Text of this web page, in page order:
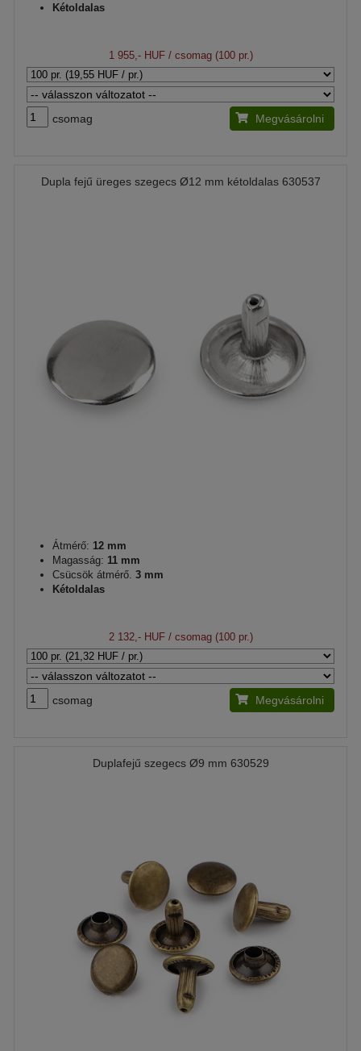
Kétoldalas
1 955,- HUF/ csomag (100 pr.)
csomag Megvásárolni
Dupla fejű üreges szegecs Ø12 mm kétoldalas 630537
Átmérő: 12 mm
Magasság: 11 mm
Csücsök átmérő. 3 mm
Kétoldalas
2 132,- HUF/ csomag (100 pr.)
csomag Megvásárolni
Duplafejű szegecs Ø9 mm 630529